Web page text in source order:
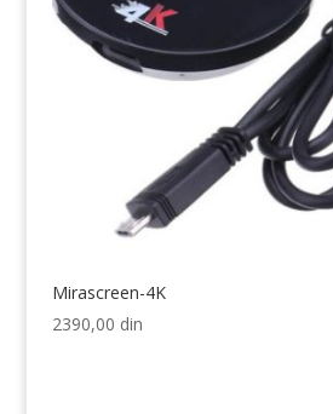
Mirascreen-4K
2390,00 din